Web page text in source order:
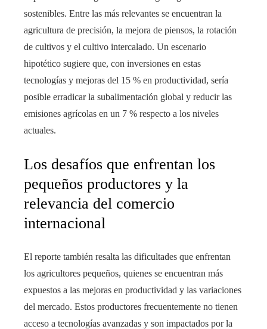
sostenibles. Entre las más relevantes se encuentran la
agricultura de precisión, la mejora de piensos, la rotación
de cultivos y el cultivo intercalado. Un escenario
hipotético sugiere que, con inversiones en estas
tecnologías y mejoras del 15 % en productividad, sería
posible erradicar la subalimentación global y reducir las
emisiones agrícolas en un 7 % respecto a los niveles
actuales.
Los desafíos que enfrentan los
pequeños productores y la
relevancia del comercio
internacional
El reporte también resalta las dificultades que enfrentan
los agricultores pequeños, quienes se encuentran más
expuestos a las mejoras en productividad y las variaciones
del mercado. Estos productores frecuentemente no tienen
acceso a tecnologías avanzadas y son impactados por la